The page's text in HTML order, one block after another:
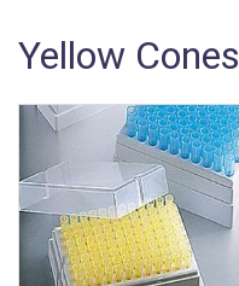
Yellow